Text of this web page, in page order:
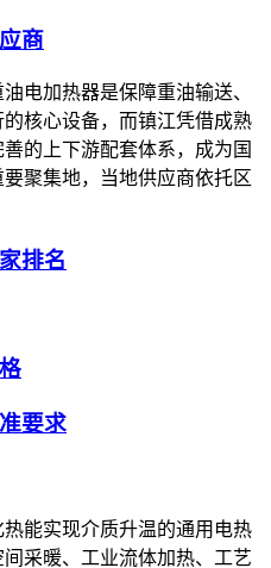
商
电加热器是保障重油输送、
核心设备，而镇江凭借成熟
的上下游配套体系，成为国
聚集地，当地供应商依托区
排名
要求
能实现介质升温的通用电热
采暖、工业流体加热、工艺